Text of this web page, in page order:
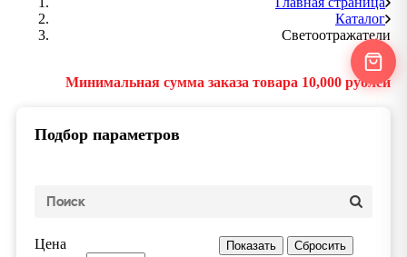
Каталог
Светоотражатели
Минимальная сумма заказа товара 10,000 рублей
Подбор параметров
Цена